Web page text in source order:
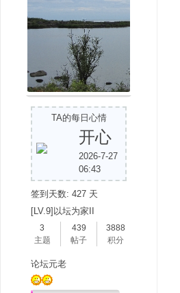
TA的每日心情
开心
2026-7-27
06:43
签到天数: 427 天
[LV.9]以坛为家II
3
主题
439
帖子
3888
积分
论坛元老